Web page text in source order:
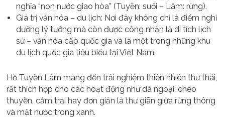
nghĩa “non nước giao hòa” (Tuyền: suối – Lâm: rừng).
Giá trị văn hóa – du lịch: Nơi đây không chỉ là điểm nghỉ
dưỡng lý tưởng mà còn được công nhận là di tích lịch
sử – văn hóa cấp quốc gia và là một trong những khu
du lịch quốc gia tiêu biểu tại Việt Nam.
Hồ Tuyền Lâm mang đến trải nghiệm thiên nhiên thư thái,
rất thích hợp cho các hoạt động như dã ngoại, chèo
thuyền, cắm trại hay đơn giản là thư giãn giữa rừng thông
và mặt nước trong xanh.